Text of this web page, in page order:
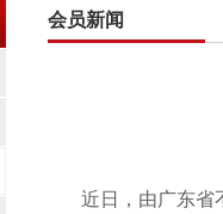
会员新闻
近日，由广东省